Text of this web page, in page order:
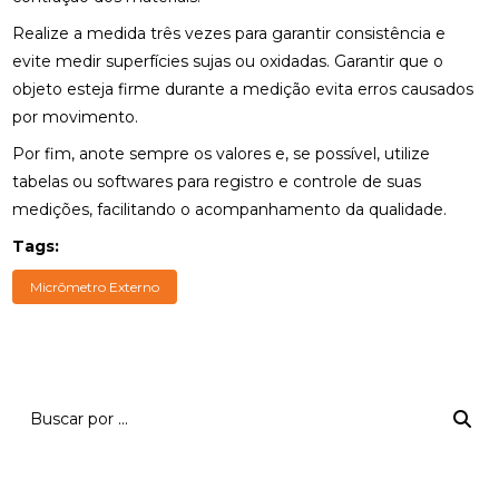
Realize a medida três vezes para garantir consistência e
evite medir superfícies sujas ou oxidadas. Garantir que o
objeto esteja firme durante a medição evita erros causados
por movimento.
Por fim, anote sempre os valores e, se possível, utilize
tabelas ou softwares para registro e controle de suas
medições, facilitando o acompanhamento da qualidade.
Tags:
Micrômetro Externo